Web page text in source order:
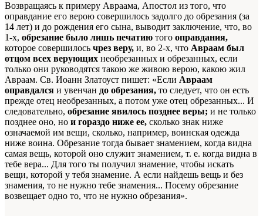
Возвращаясь к примеру Авраама, Апостол из того, что
оправдание его верою совершилось задолго до обрезания (за
14 лет) и до рождения его сына, выводит заключение, что, во
1-х, обрезание было лишь печатию того оправдания,
которое совершилось чрез веру, и, во 2-х, что Авраам был
отцом всех верующих необрезанных и обрезанных, если
только они руководятся такою же живою верою, какою жил
Авраам. Св. Иоанн Златоуст пишет: «Если Авраам
оправдался и увенчан до обрезания, то следует, что он есть
прежде отец необрезанных, а потом уже отец обрезанных... И
следовательно, обрезание явилось позднее веры; и не только
позднее оно, но и гораздо ниже ее, сколько знак ниже
означаемой им вещи, сколько, например, воинская одежда
ниже воина. Обрезание тогда бывает знамением, когда видна
самая вещь, которой оно служит знамением, т. е. когда видна в
тебе вера... Для того ты получил знамение, чтобы искать
вещи, которой у тебя знамение. А если найдешь вещь и без
знамения, то не нужно тебе знамения... Посему обрезание
возвещает одно то, что не нужно обрезания».